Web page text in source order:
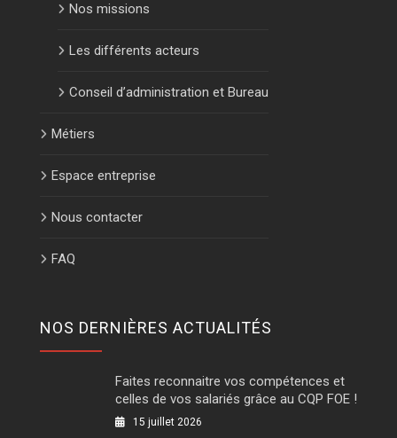
Nos missions
Les différents acteurs
Conseil d’administration et Bureau
Métiers
Espace entreprise
Nous contacter
FAQ
NOS DERNIÈRES ACTUALITÉS
Faites reconnaitre vos compétences et
celles de vos salariés grâce au CQP FOE !
15 juillet 2026